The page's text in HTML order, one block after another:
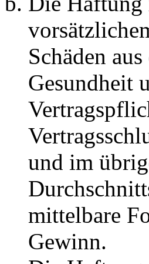
Schäden
Gesundheit
und im
mittelbare
Gewinn.